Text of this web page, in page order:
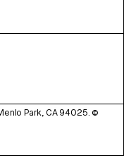
Park, CA 94025. ©